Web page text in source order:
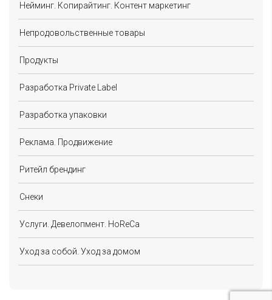
Нейминг. Копирайтинг. Контент маркетинг
Непродовольственные товары
Продукты
Разработка Private Label
Разработка упаковки
Реклама. Продвижение
Ритейл брендинг
Снеки
Услуги. Девелопмент. HoReCa
Уход за собой. Уход за домом